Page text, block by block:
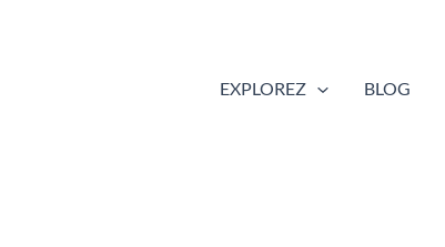
EXPLOREZ BLOG